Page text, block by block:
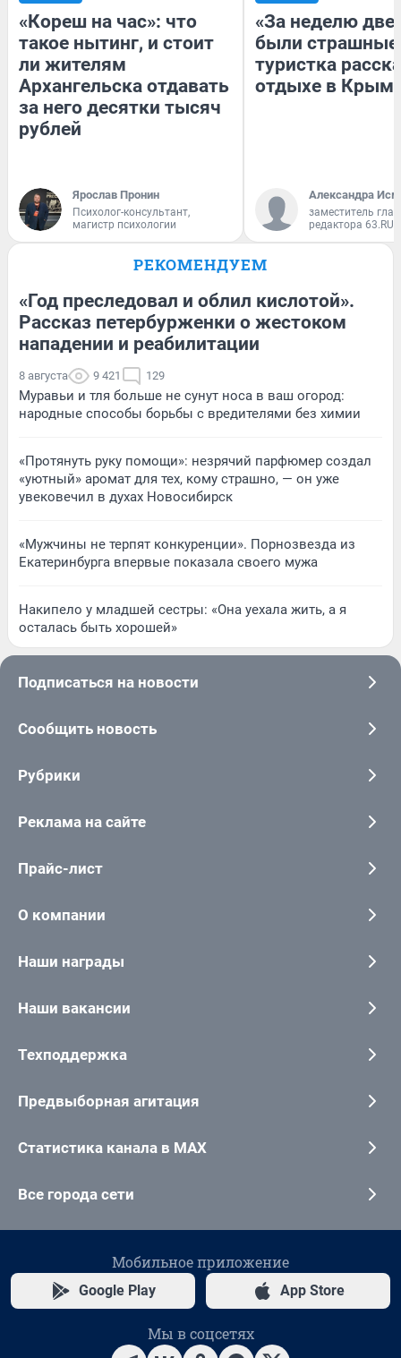
«Кореш на час»: что
такое нытинг, и стоит
ли жителям
Архангельска отдавать
за него десятки тысяч
рублей
Ярослав Пронин
Психолог-консультант,
магистр психологии
«За неделю две
были
туристка
отдыхе в
Александра
заместитель
редактора 63.RU
РЕКОМЕНДУЕМ
«Год преследовал и облил кислотой».
Рассказ петербурженки о жестоком
нападении и реабилитации
8 августа 9 421 129
Муравьи и тля больше не сунут носа в ваш огород:
народные способы борьбы с вредителями без химии
«Протянуть руку помощи»: незрячий парфюмер создал
«уютный» аромат для тех, кому страшно, — он уже
увековечил в духах Новосибирск
«Мужчины не терпят конкуренции». Порнозвезда из
Екатеринбурга впервые показала своего мужа
Накипело у младшей сестры: «Она уехала жить, а я
осталась быть хорошей»
Подписаться на новости
Сообщить новость
Рубрики
Реклама на сайте
Прайс-лист
О компании
Наши награды
Наши вакансии
Техподдержка
Предвыборная агитация
Статистика канала в MAX
Все города сети
Мобильное приложение
Google Play App Store
Мы в соцсетях